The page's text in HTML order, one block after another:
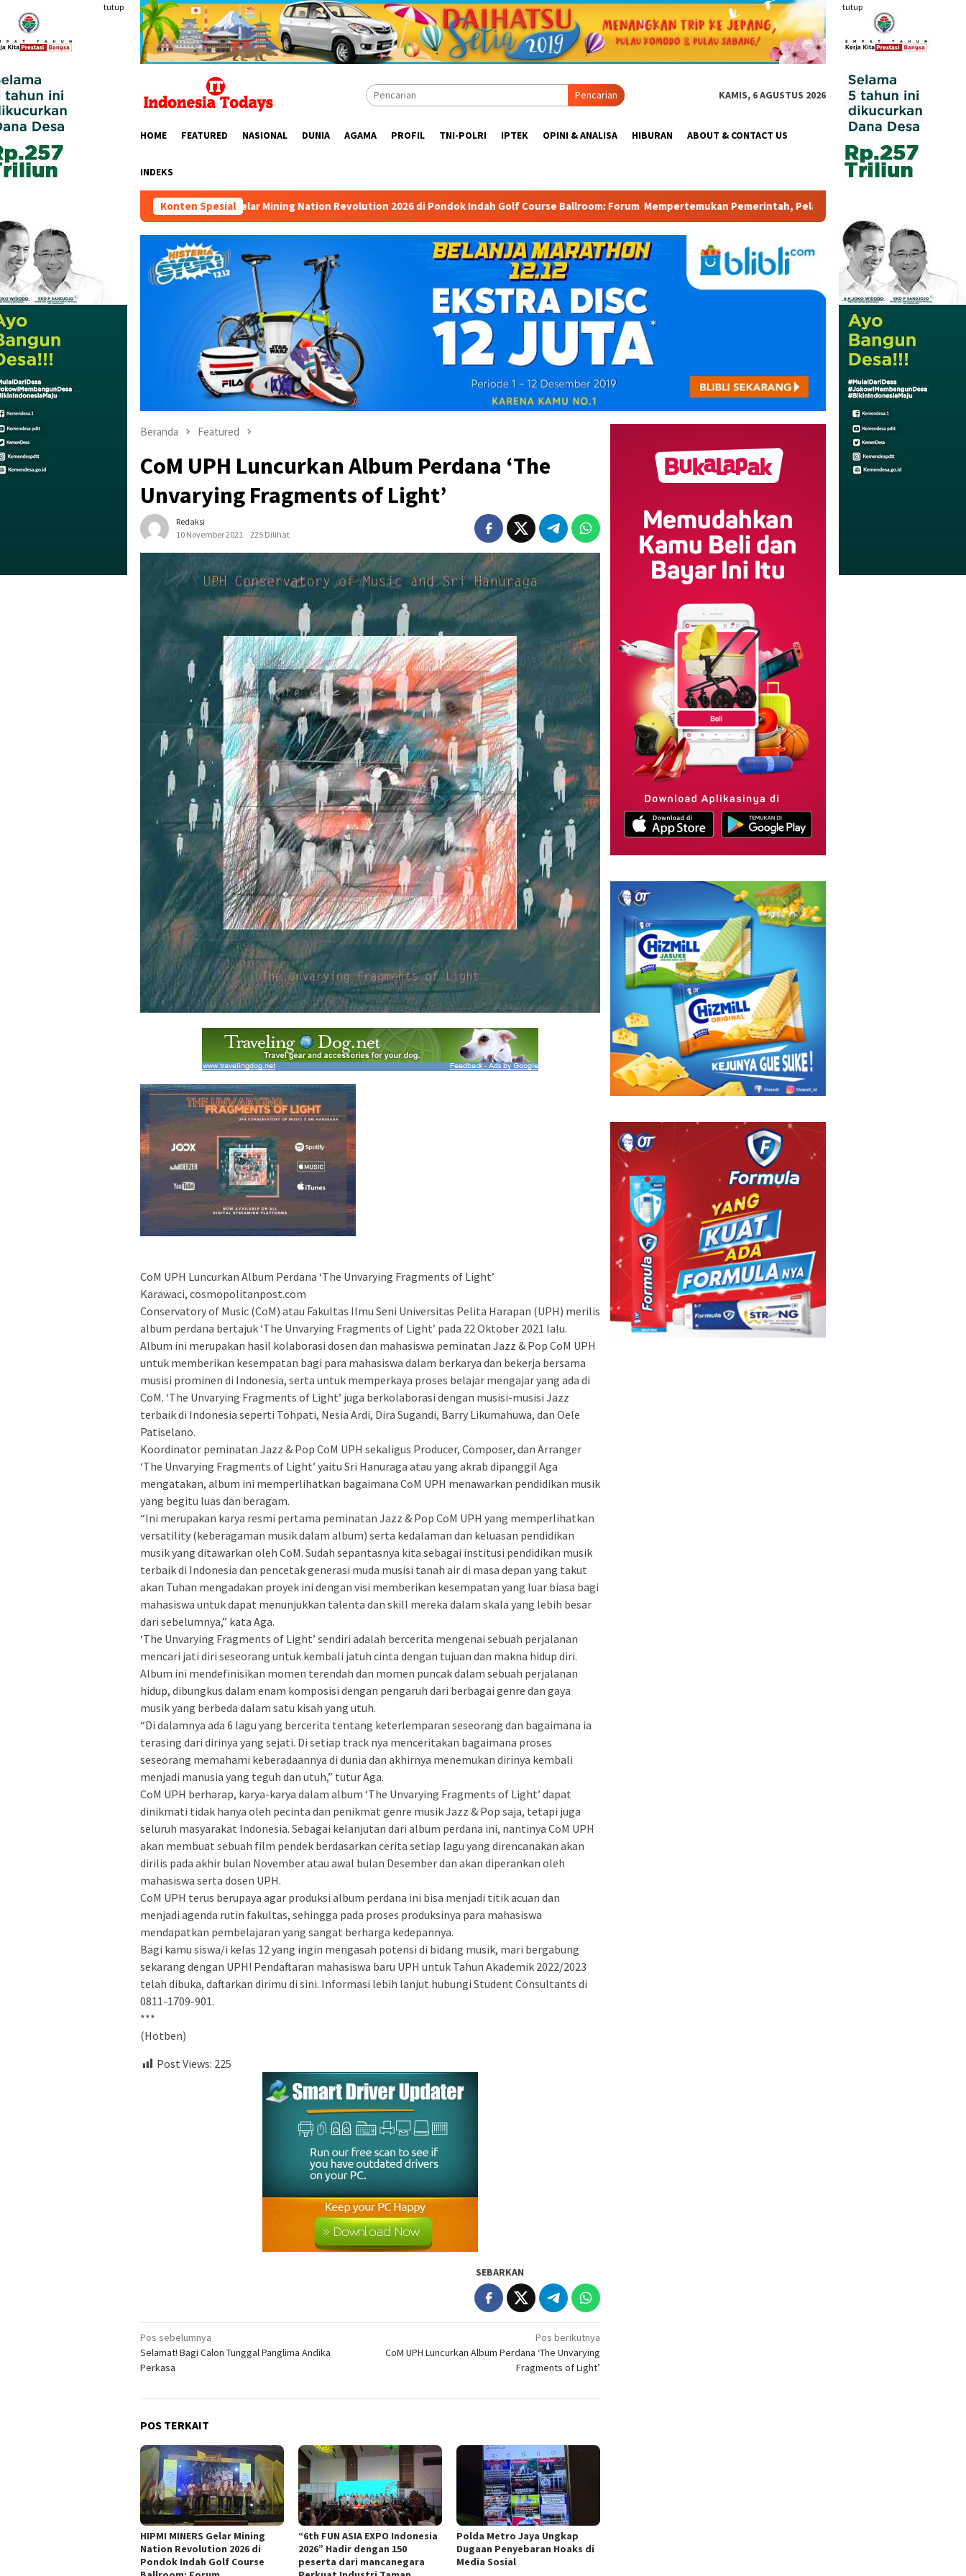
konten
tutup tutup
Pencarian KAMIS, 6 AGUSTUS 2026
HOME FEATURED NASIONAL DUNIA AGAMA PROFIL TNI-POLRI IPTEK OPINI & ANALISA HIBURAN ABOUT & CONTACT US
INDEKS
Konten Spesial
HIPMI MINERS Gelar Mining Nation Revolution 2026 di Pondok Indah Golf Course Ballroom: Forum Mempertemukan Pemerintah, Pelaku Industri, Investor, Akademisi, dan Pengusaha
Beranda Featured
CoM UPH Luncurkan Album Perdana ‘The
Unvarying Fragments of Light’
Redaksi
10 November 2021
225 Dilihat
CoM UPH Luncurkan Album Perdana ‘The Unvarying Fragments of Light’
Karawaci, cosmopolitanpost.com
Conservatory of Music (CoM) atau Fakultas Ilmu Seni Universitas Pelita Harapan (UPH) merilis
album perdana bertajuk ‘The Unvarying Fragments of Light’ pada 22 Oktober 2021 lalu.
Album ini merupakan hasil kolaborasi dosen dan mahasiswa peminatan Jazz & Pop CoM UPH
untuk memberikan kesempatan bagi para mahasiswa dalam berkarya dan bekerja bersama
musisi prominen di Indonesia, serta untuk memperkaya proses belajar mengajar yang ada di
CoM. ‘The Unvarying Fragments of Light’ juga berkolaborasi dengan musisi-musisi Jazz
terbaik di Indonesia seperti Tohpati, Nesia Ardi, Dira Sugandi, Barry Likumahuwa, dan Oele
Patiselano.
Koordinator peminatan Jazz & Pop CoM UPH sekaligus Producer, Composer, dan Arranger
‘The Unvarying Fragments of Light’ yaitu Sri Hanuraga atau yang akrab dipanggil Aga
mengatakan, album ini memperlihatkan bagaimana CoM UPH menawarkan pendidikan musik
yang begitu luas dan beragam.
“Ini merupakan karya resmi pertama peminatan Jazz & Pop CoM UPH yang memperlihatkan
versatility (keberagaman musik dalam album) serta kedalaman dan keluasan pendidikan
musik yang ditawarkan oleh CoM. Sudah sepantasnya kita sebagai institusi pendidikan musik
terbaik di Indonesia dan pencetak generasi muda musisi tanah air di masa depan yang takut
akan Tuhan mengadakan proyek ini dengan visi memberikan kesempatan yang luar biasa bagi
mahasiswa untuk dapat menunjukkan talenta dan skill mereka dalam skala yang lebih besar
dari sebelumnya,” kata Aga.
‘The Unvarying Fragments of Light’ sendiri adalah bercerita mengenai sebuah perjalanan
mencari jati diri seseorang untuk kembali jatuh cinta dengan tujuan dan makna hidup diri.
Album ini mendefinisikan momen terendah dan momen puncak dalam sebuah perjalanan
hidup, dibungkus dalam enam komposisi dengan pengaruh dari berbagai genre dan gaya
musik yang berbeda dalam satu kisah yang utuh.
“Di dalamnya ada 6 lagu yang bercerita tentang keterlemparan seseorang dan bagaimana ia
terasing dari dirinya yang sejati. Di setiap track nya menceritakan bagaimana proses
seseorang memahami keberadaannya di dunia dan akhirnya menemukan dirinya kembali
menjadi manusia yang teguh dan utuh,” tutur Aga.
CoM UPH berharap, karya-karya dalam album ‘The Unvarying Fragments of Light’ dapat
dinikmati tidak hanya oleh pecinta dan penikmat genre musik Jazz & Pop saja, tetapi juga
seluruh masyarakat Indonesia. Sebagai kelanjutan dari album perdana ini, nantinya CoM UPH
akan membuat sebuah film pendek berdasarkan cerita setiap lagu yang direncanakan akan
dirilis pada akhir bulan November atau awal bulan Desember dan akan diperankan oleh
mahasiswa serta dosen UPH.
CoM UPH terus berupaya agar produksi album perdana ini bisa menjadi titik acuan dan
menjadi agenda rutin fakultas, sehingga pada proses produksinya para mahasiswa
mendapatkan pembelajaran yang sangat berharga kedepannya.
Bagi kamu siswa/i kelas 12 yang ingin mengasah potensi di bidang musik, mari bergabung
sekarang dengan UPH! Pendaftaran mahasiswa baru UPH untuk Tahun Akademik 2022/2023
telah dibuka, daftarkan dirimu di sini. Informasi lebih lanjut hubungi Student Consultants di
0811-1709-901.
***
(Hotben)
Post Views: 225
SEBARKAN
Navigasi
pos
Pos sebelumnya
Selamat! Bagi Calon Tunggal Panglima Andika
Perkasa
Pos berikutnya
CoM UPH Luncurkan Album Perdana ‘The Unvarying
Fragments of Light’
POS TERKAIT
HIPMI MINERS Gelar Mining
Nation Revolution 2026 di
Pondok Indah Golf Course
“6th FUN ASIA EXPO Indonesia
2026” Hadir dengan 150
peserta dari mancanegara
Polda Metro Jaya Ungkap
Dugaan Penyebaran Hoaks di
Media Sosial